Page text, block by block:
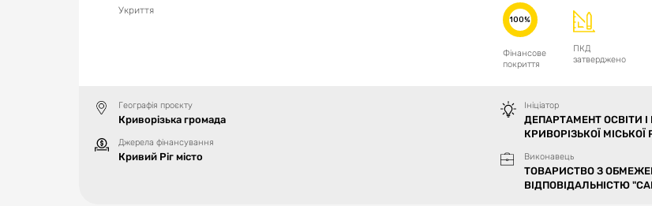
Укриття
100%
Фінансове
покриття
ПКД
затверджено
Географія проєкту
Криворізька громада
Джерела фінансування
Кривий Ріг місто
Ініціатор
ДЕПАРТАМЕНТ ОСВІТИ
КРИВОРІЗЬКОЇ МІСЬКОЇ
Виконавець
ТОВАРИСТВО З
ВІДПОВІДАЛЬНІСТЮ